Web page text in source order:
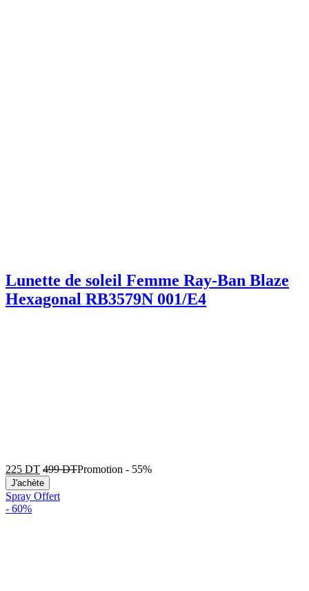
Lunette de soleil Femme Ray-Ban Blaze
Hexagonal RB3579N 001/E4
225 DT 499DTPromotion - 55%
J'achète
Spray Offert
- 60%